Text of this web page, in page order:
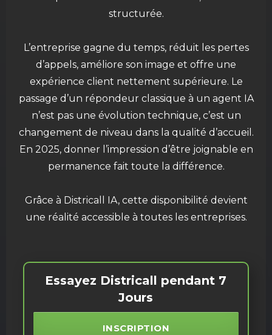
structurée.
L’entreprise gagne du temps, réduit les pertes
d’appels, améliore son image et offre une
expérience client nettement supérieure. Le
passage d’un répondeur classique à un agent IA
n’est pas une évolution technique, c’est un
changement de niveau dans la qualité d’accueil.
En 2025, donner l’impression d’être joignable en
permanence fait toute la différence.
Grâce à Districall IA, cette disponibilité devient
une réalité accessible à toutes les entreprises.
Essayez Districall pendant 7
Jours
INSCRIPTION